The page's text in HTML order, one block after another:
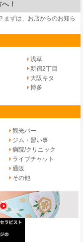
！
ずは、 お店からのお知ら
浅草
新宿2丁目
大阪キタ
博多
観光バー
ジム・習い事
病院/クリニック
ライブチャット
通販
その他